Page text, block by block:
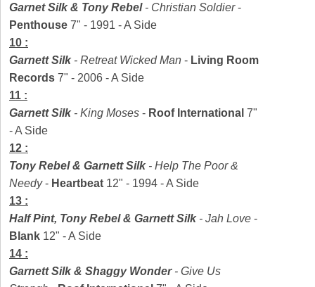
Garnet Silk& Tony Rebel- Christian Soldier-
Penthouse 7" - 1991 - A Side
10 :
Garnett Silk- Retreat Wicked Man - Living Room
Records 7" - 2006 - A Side
11 :
Garnett Silk- King Moses - Roof International 7"
- A Side
12 :
Tony Rebel & Garnett Silk- Help The Poor &
Needy- Heartbeat 12" - 1994 - A Side
13 :
Half Pint, Tony Rebel & Garnett Silk- Jah Love -
Blank 12" - A Side
14 :
Garnett Silk & Shaggy Wonder- Give Us